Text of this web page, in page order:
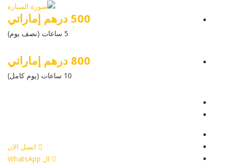
500 درهم إماراتي
5 ساعات (نصف يوم)
800 درهم إماراتي
10 ساعات (يوم كامل)
اتصل الان
ال WhatsApp